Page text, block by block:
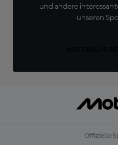
und andere
unseren
Offizielle